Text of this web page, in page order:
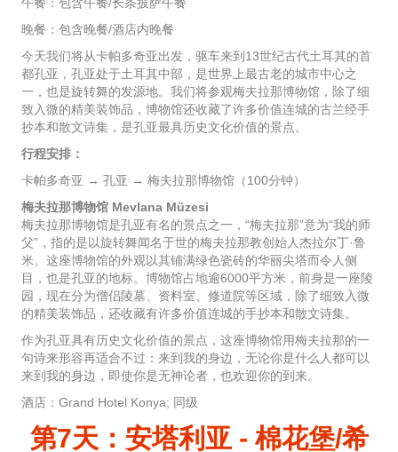
晚餐：包含晚餐/酒店内晚餐
今天我们将从卡帕多奇亚出发，驱车来到13世纪古代土耳其的首
都孔亚，孔亚处于土耳其中部，是世界上最古老的城市中心之
一，也是旋转舞的发源地。我们将参观梅夫拉那博物馆，除了细
致入微的精美装饰品，博物馆还收藏了许多价值连城的古兰经手
抄本和散文诗集，是孔亚最具历史文化价值的景点。
行程安排：
卡帕多奇亚 → 孔亚 → 梅夫拉那博物馆（100分钟）
梅夫拉那博物馆 Mevlana Müzesi
梅夫拉那博物馆是孔亚有名的景点之一，“梅夫拉那”意为“我的师
父”，指的是以旋转舞闻名于世的梅夫拉那教创始人杰拉尔丁·鲁
米。这座博物馆的外观以其铺满绿色瓷砖的华丽尖塔而令人侧
目，也是孔亚的地标。博物馆占地逾6000平方米，前身是一座陵
园，现在分为僧侣陵墓、资料室、修道院等区域，除了细致入微
的精美装饰品，还收藏有许多价值连城的手抄本和散文诗集。
作为孔亚具有历史文化价值的景点，这座博物馆用梅夫拉那的一
句诗来形容再适合不过：来到我的身边，无论你是什么人都可以
来到我的身边，即使你是无神论者，也欢迎你的到来。
酒店：Grand Hotel Konya; 同级
第7天：安塔利亚 - 棉花堡/希